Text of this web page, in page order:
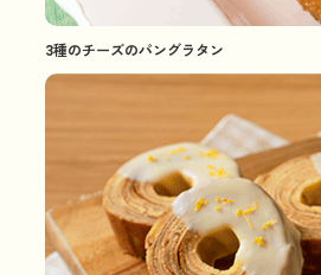
3種のチーズのパングラタン